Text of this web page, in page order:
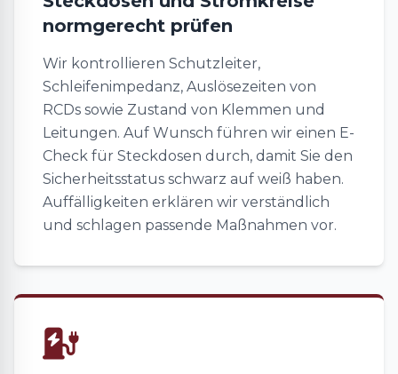
normgerecht prüfen
Wir kontrollieren Schutzleiter,
Schleifenimpedanz, Auslösezeiten von
RCDs sowie Zustand von Klemmen und
Leitungen. Auf Wunsch führen wir einen E-
Check für Steckdosen durch, damit Sie den
Sicherheitsstatus schwarz auf weiß haben.
Auffälligkeiten erklären wir verständlich
und schlagen passende Maßnahmen vor.